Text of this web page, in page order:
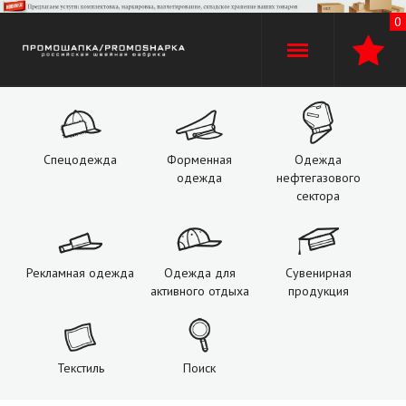
0
529-74-02
+7 (920) 110-30-00
Производство
Спецодежда
Форменная
одежда
Одежда
нефтегазового
сектора
Рекламная одежда
Одежда для
активного отдыха
Сувенирная
продукция
Текстиль Поиск